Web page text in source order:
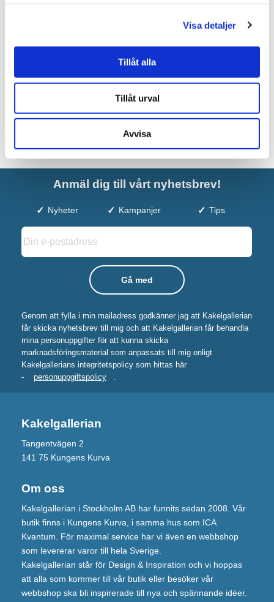
Visa detaljer
Tillåt alla
Tillåt urval
Avvisa
Svängbar 4-armad Elektrisk
3.695 kr /st
Anmäl dig till vårt nyhetsbrev!
Nyheter Kampanjer Tips
Genom att fylla i min mailadress godkänner jag att Kakelgallerian
får skicka nyhetsbrev till mig och att Kakelgallerian får behandla
mina personuppgifter för att kunna skicka
marknadsföringsmaterial som anpassats till mig enligt
Kakelgallerians integritetspolicy som hittas här
-
personuppgiftspolicy
Kakelgallerian
Tangentvägen 2
141 75 Kungens Kurva
Om oss
Kakelgallerian i Stockholm AB har funnits sedan 2008. Vår
butik finns i Kungens Kurva, i samma hus som ICA
Kvantum. För maximal service har vi även en webbshop
som levererar varor till hela Sverige.
Kakelgallerian står för Design & Inspiration och vi hoppas
att alla som kommer till vår butik eller besöker vår
webbshop ska bli inspirerade till nya och spännande idéer.